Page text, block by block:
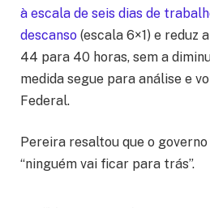
à escala de seis dias de
descanso (escala 6×1) e reduz
44 para 40 horas, sem a
medida segue para análise e
Federal.
Pereira resaltou que o
“ninguém vai ficar para trás”.